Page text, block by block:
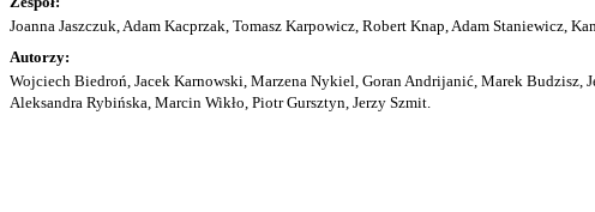
Joanna Jaszczuk, Adam Kacprzak, Tomasz Karpowicz, Robert Knap, Adam Staniewicz,
Autorzy:
Wojciech Biedroń, Jacek Karnowski, Marzena Nykiel, Goran Andrijanić, Marek Budzisz,
Aleksandra Rybińska, Marcin Wikło, Piotr Gursztyn, Jerzy Szmit.